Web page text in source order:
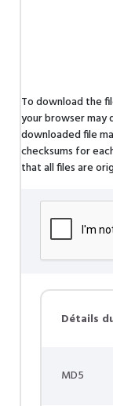
To download the
your browser may
downloaded file
checksums for
that all files are
Détails
MD5